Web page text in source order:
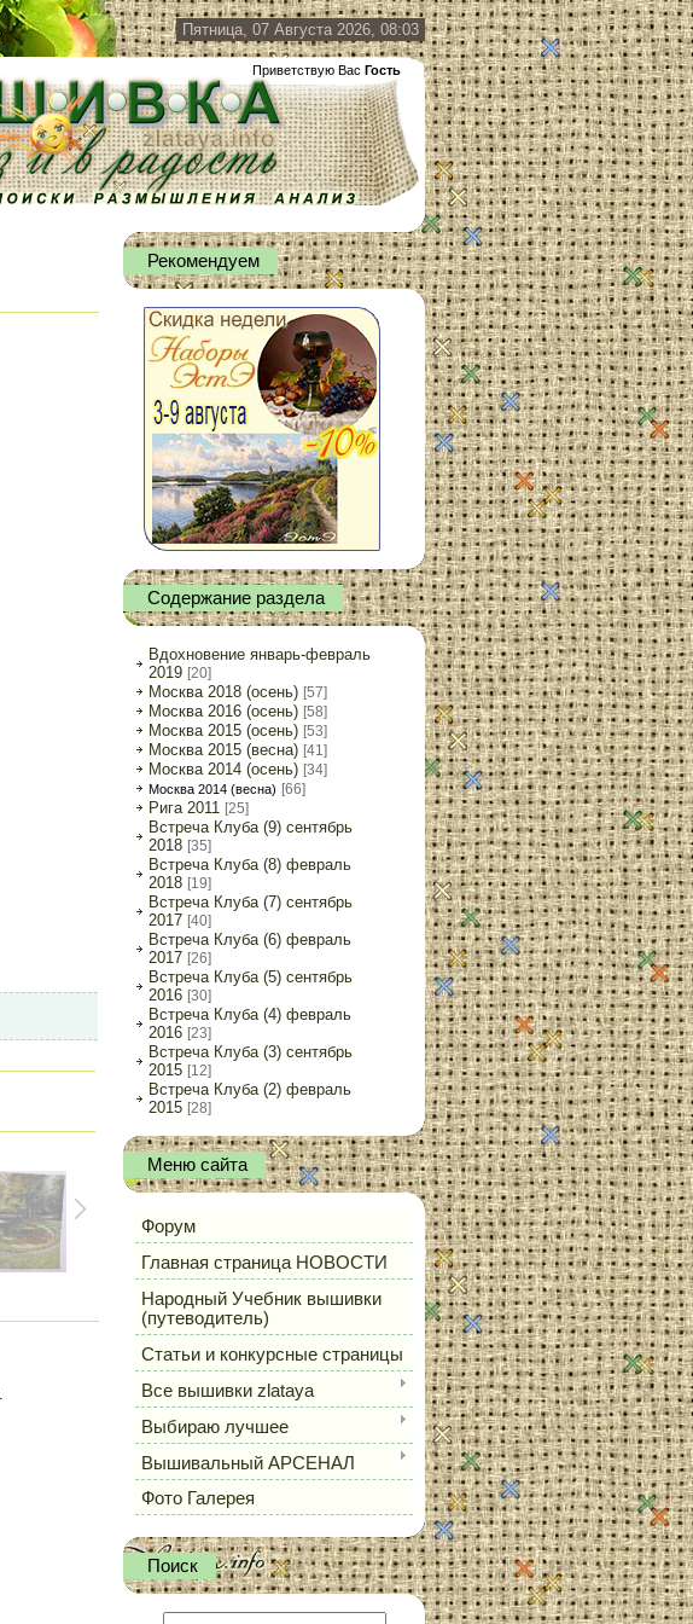
Пятница, 07 Августа 2026, 08:03
Приветствую Вас Гость
Рекомендуем
Содержание раздела
Вдохновение январь-февраль
2019 [20]
Москва 2018 (осень) [57]
Москва 2016 (осень) [58]
Москва 2015 (осень) [53]
Москва 2015 (весна) [41]
Москва 2014 (осень) [34]
Москва 2014 (весна) [66]
Рига 2011 [25]
Встреча Клуба (9) сентябрь
2018 [35]
Встреча Клуба (8) февраль
2018 [19]
Встреча Клуба (7) сентябрь
2017 [40]
Встреча Клуба (6) февраль
2017 [26]
Встреча Клуба (5) сентябрь
2016 [30]
Встреча Клуба (4) февраль
2016 [23]
Встреча Клуба (3) сентябрь
2015 [12]
Встреча Клуба (2) февраль
2015 [28]
Меню сайта
Форум
Главная страница НОВОСТИ
Народный Учебник вышивки
(путеводитель)
Статьи и конкурсные страницы
Все вышивки zlataya
Выбираю лучшее
Вышивальный АРСЕНАЛ
Фото Галерея
Поиск